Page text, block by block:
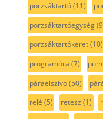
porzsáktartó(11)
porzsáktartóegység
porzsáktartókeret(10)
programóra (7)
páraelszívó(50)
relé (5) retesz (1)